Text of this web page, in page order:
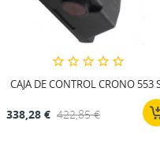
CAJA DE CONTROL CRONO 553
338,28 € 422,85 €